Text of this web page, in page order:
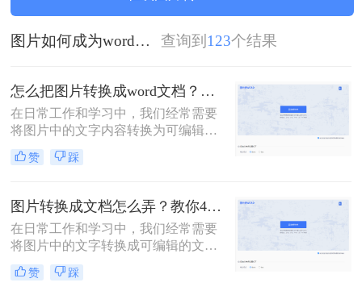
图片如何成为word文档 查询到 123个结果
怎么把图片转换成word文档？这三个方法帮你轻松解决！
在日常工作和学习中，我们经常需要
将图片中的文字内容转换为可编辑的
Word文档。这一需求可以通过多种方
法实现，每种方法都有其独特的优势
word文档呢？本文将详细介绍三种常
用的图片转Word文档的方法，并探讨
其优缺点，同时推荐一些实用的工
具。
赞 踩
图片转换成文档怎么弄？教你4种方法！
在日常工作和学习中，我们经常需要
将图片中的文字转换成可编辑的文档
格式。无论是为了编辑、保存还是分
享，将图片转换成文档都是一个非常
赞 踩